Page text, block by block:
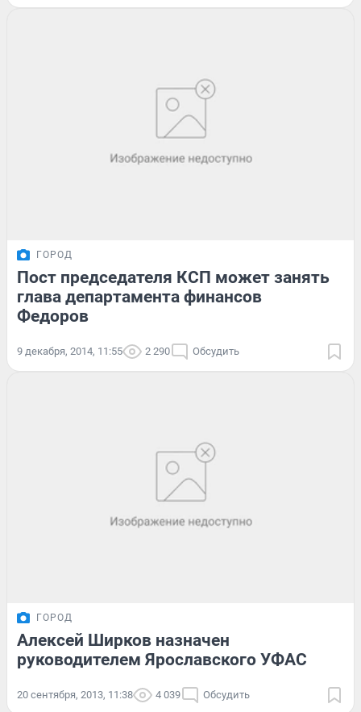
ГОРОД
Пост председателя КСП может занять
глава департамента финансов
Федоров
9 декабря, 2014, 11:55 2 290 Обсудить
ГОРОД
Алексей Ширков назначен
руководителем Ярославского УФАС
20 сентября, 2013, 11:38 4 039 Обсудить